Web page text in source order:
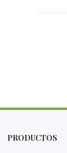
PRODUCTOS